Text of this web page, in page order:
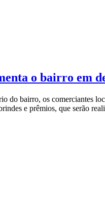
o bairro em
do bairro, os comerciantes
e prêmios, que serão